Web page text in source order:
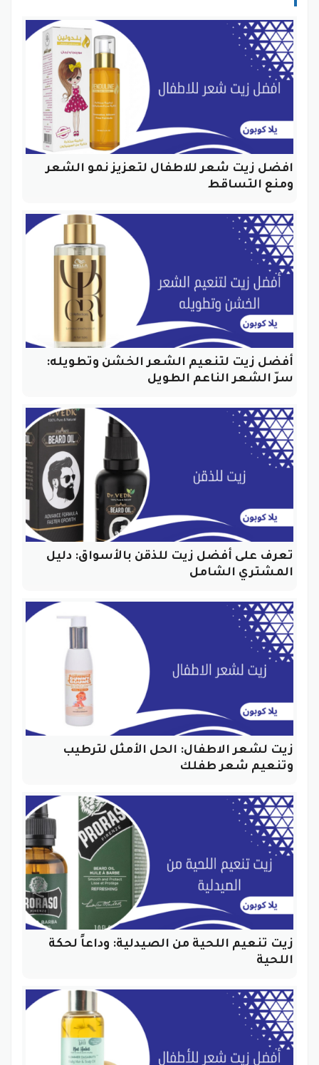
افضل زيت شعر للاطفال لتعزيز نمو الشعر
ومنع التساقط
أفضل زيت لتنعيم الشعر الخشن وتطويله:
سرّ الشعر الناعم الطويل
تعرف على أفضل زيت للذقن بالأسواق: دليل
المشتري الشامل
زيت لشعر الاطفال: الحل الأمثل لترطيب
وتنعيم شعر طفلك
زيت تنعيم اللحية من الصيدلية: وداعاً لحكة
اللحية